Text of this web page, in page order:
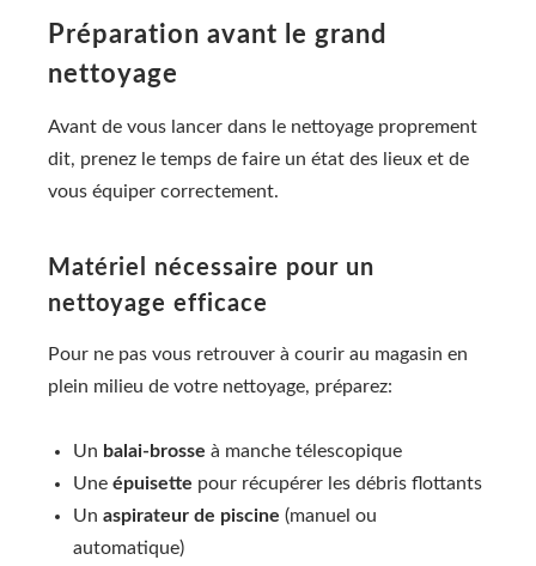
Préparation avant le grand
nettoyage
Avant de vous lancer dans le nettoyage proprement
dit, prenez le temps de faire un état des lieux et de
vous équiper correctement.
Matériel nécessaire pour un
nettoyage efficace
Pour ne pas vous retrouver à courir au magasin en
plein milieu de votre nettoyage, préparez:
Un balai-brosse à manche télescopique
Une épuisette pour récupérer les débris flottants
Un aspirateur de piscine (manuel ou
automatique)